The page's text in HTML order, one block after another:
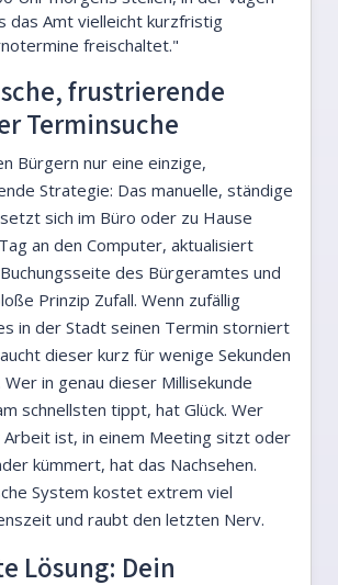
das Amt vielleicht kurzfristig
freischaltet."
frustrierende
Terminsuche
Bürgern nur eine einzige,
Strategie: Das manuelle, ständige
sich im Büro oder zu Hause
an den Computer, aktualisiert
des Bürgeramtes und
Prinzip Zufall. Wenn zufällig
in der Stadt seinen Termin storniert
dieser kurz für wenige Sekunden
in genau dieser Millisekunde
schnellsten tippt, hat Glück. Wer
Arbeit ist, in einem Meeting sitzt oder
kümmert, hat das Nachsehen.
System kostet extrem viel
und raubt den letzten Nerv.
Lösung: Dein